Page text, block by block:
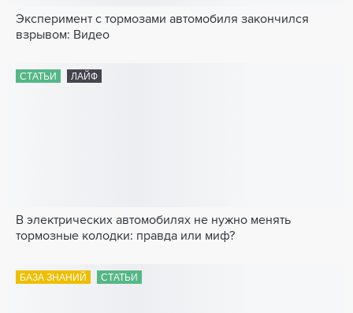
Эксперимент с тормозами автомобиля закончился
взрывом: Видео
СТАТЬИ ЛАЙФ
В электрических автомобилях не нужно менять
тормозные колодки: правда или миф?
БАЗА ЗНАНИЙ СТАТЬИ